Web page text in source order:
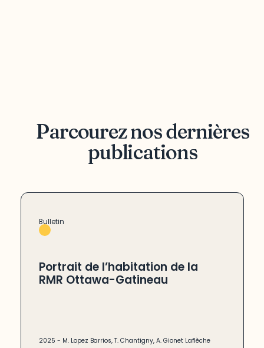
Parcourez nos dernières
publications
Bulletin
Portrait de l’habitation de la
RMR Ottawa-Gatineau
2025- M. Lopez Barrios,T. Chantigny,A. Gionet Laflèche